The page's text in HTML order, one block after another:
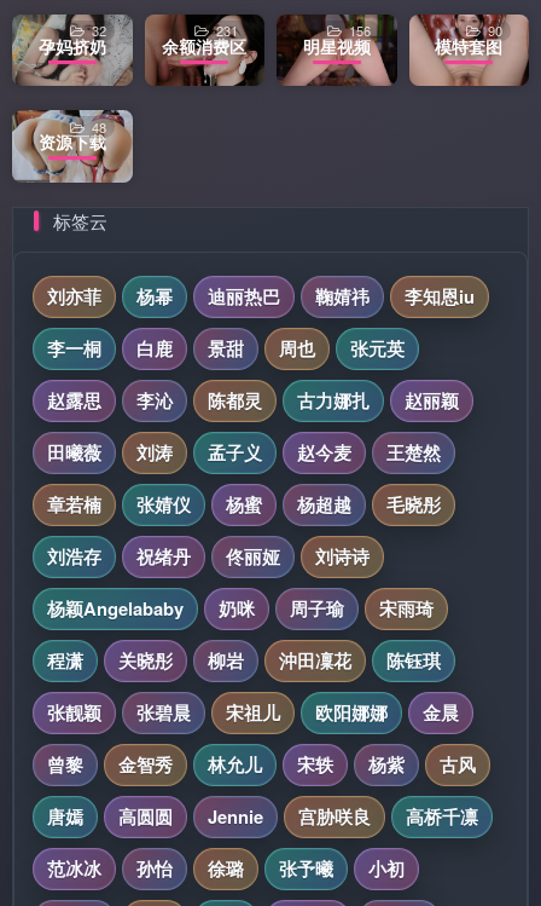
孕妈挤奶
32
余额消费区
231
明星视频
156
模特套图
90
资源下载
48
标签云
刘亦菲 杨幂 迪丽热巴 鞠婧祎
李知恩iu
李一桐
白鹿 景甜 周也
张元英
赵露思
李沁 陈都灵 古力娜扎
赵丽颖
田曦薇
刘涛 孟子义 赵今麦
王楚然
章若楠
张婧仪 杨蜜 杨超越
毛晓彤
刘浩存
祝绪丹 佟丽娅
刘诗诗
杨颖Angelababy
奶咪 周子瑜
宋雨琦
程潇
关晓彤 柳岩 沖田凜花
陈钰琪
张靓颖
张碧晨 宋祖儿 欧阳娜娜
金晨
曾黎
金智秀 林允儿 宋轶 杨紫
古风
唐嫣
高圆圆 Jennie 宫胁咲良
高桥千凛
范冰冰
孙怡 徐璐 张予曦
小初